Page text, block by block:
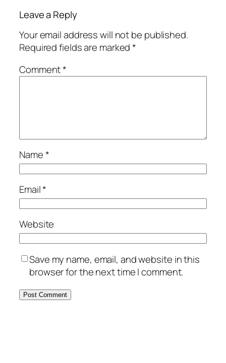
Leave a Reply
Your email address will not be published.
Required fields are marked*
Comment*
Name*
Email*
Website
Save my name, email, and website in this
browser for the next time I comment.